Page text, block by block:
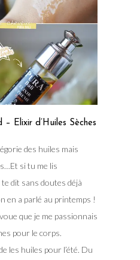
– Elixir d’Huiles Sèches
des huiles mais
si tu me lis
dit sans doutes déjà
en a parlé au printemps !
que je me passionnais
pour le corps.
les huiles pour l’été. Du